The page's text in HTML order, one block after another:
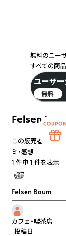
Felsen
この販売者のブラ
ミ・感想
1 件中 1 件を表示
Felsen Baum
カフェ・喫茶店
投稿日
無料のユー
すべての商
ユーザ
無料